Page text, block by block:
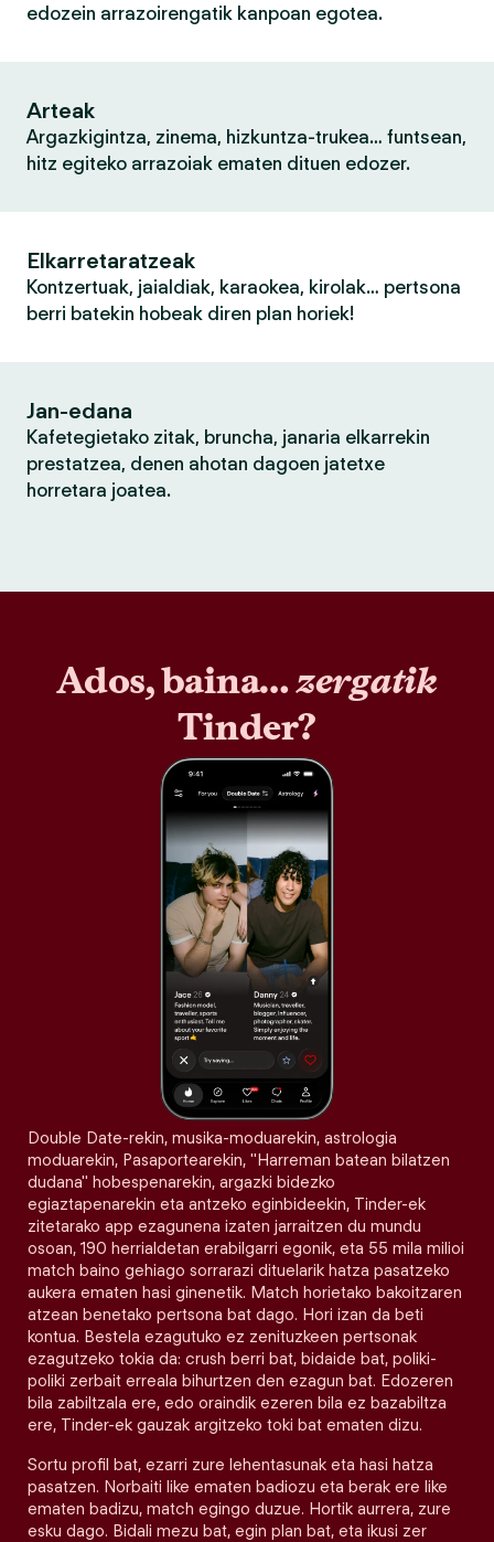
edozein arrazoirengatik kanpoan egotea.
Arteak
Argazkigintza, zinema, hizkuntza-trukea… funtsean,
hitz egiteko arrazoiak ematen dituen edozer.
Elkarretaratzeak
Kontzertuak, jaialdiak, karaokea, kirolak… pertsona
berri batekin hobeak diren plan horiek!
Jan-edana
Kafetegietako zitak, bruncha, janaria elkarrekin
prestatzea, denen ahotan dagoen jatetxe
horretara joatea.
Ados, baina…zergatik
Tinder?
Double Date-rekin, musika-moduarekin, astrologia
moduarekin, Pasaportearekin, "Harreman batean bilatzen
dudana" hobespenarekin, argazki bidezko
egiaztapenarekin eta antzeko eginbideekin, Tinder-ek
zitetarako app ezagunena izaten jarraitzen du mundu
osoan, 190 herrialdetan erabilgarri egonik, eta 55 mila milioi
match baino gehiago sorrarazi dituelarik hatza pasatzeko
aukera ematen hasi ginenetik. Match horietako bakoitzaren
atzean benetako pertsona bat dago. Hori izan da beti
kontua. Bestela ezagutuko ez zenituzkeen pertsonak
ezagutzeko tokia da: crush berri bat, bidaide bat, poliki-
poliki zerbait erreala bihurtzen den ezagun bat. Edozeren
bila zabiltzala ere, edo oraindik ezeren bila ez bazabiltza
ere, Tinder-ek gauzak argitzeko toki bat ematen dizu.
Sortu profil bat, ezarri zure lehentasunak eta hasi hatza
pasatzen. Norbaiti like ematen badiozu eta berak ere like
ematen badizu, match egingo duzue. Hortik aurrera, zure
esku dago. Bidali mezu bat, egin plan bat, eta ikusi zer